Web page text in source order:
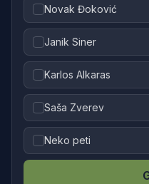
Novak Đoković
Janik Siner
Karlos Alkaras
Saša Zverev
Neko peti